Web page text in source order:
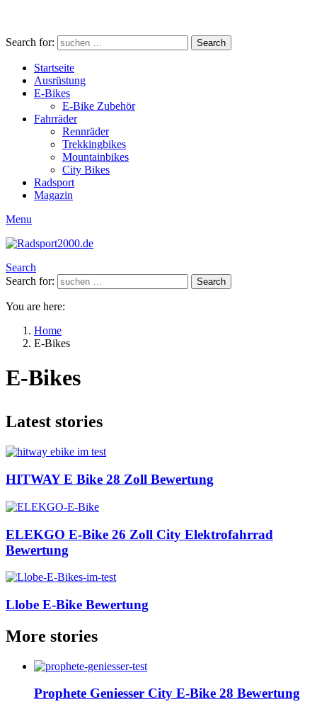
Search for: Search
Startseite
Ausrüstung
E-Bikes
E-Bike Zubehör
Fahrräder
Rennräder
Trekkingbikes
Mountainbikes
City Bikes
Radsport
Magazin
Menu
Search
Search for:
Search
You are here:
Home
E-Bikes
E-Bikes
Latest stories
HITWAY E Bike 28 Zoll Bewertung
ELEKGO E-Bike 26 Zoll City Elektrofahrrad
Bewertung
Llobe E-Bike Bewertung
More stories
Prophete Geniesser City E-Bike 28 Bewertung